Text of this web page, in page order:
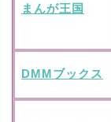
まんが王国
DMMブックス